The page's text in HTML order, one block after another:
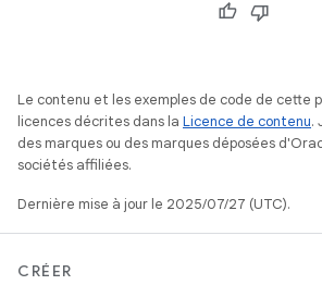
Le contenu et les exemples de code de cette
licences décrites dans la Licence de contenu.
des marques ou des marques déposées
sociétés affiliées.
Dernière mise à jour le 2025/07/27 (UTC).
CRÉER